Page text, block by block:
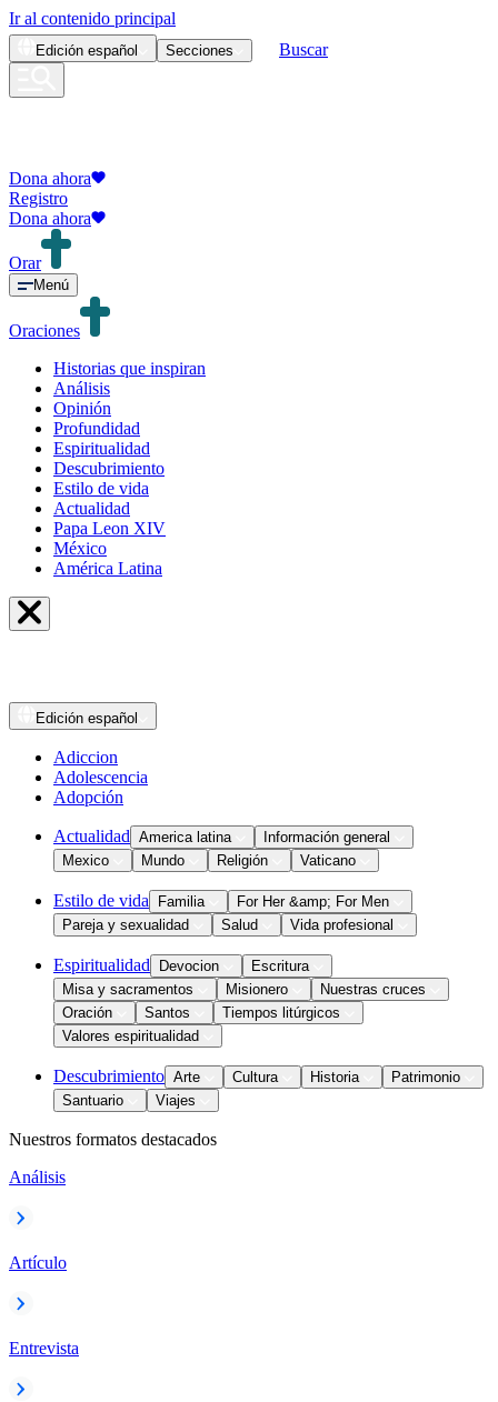
Ir al contenido principal
Edición español Secciones Buscar
Dona ahora
Registro
Dona ahora
Orar
Menú
Oraciones
Historias que inspiran
Análisis
Opinión
Profundidad
Espiritualidad
Descubrimiento
Estilo de vida
Actualidad
Papa Leon XIV
México
América Latina
Edición español
Adiccion
Adolescencia
Adopción
Actualidad America latina
Información general
Mexico
Mundo Religión Vaticano
Estilo de vida Familia
For Her &amp; For Men
Pareja y sexualidad
Salud Vida profesional
Espiritualidad Devocion
Escritura
Misa y sacramentos
Misionero
Nuestras cruces
Oración
Santos
Tiempos litúrgicos
Valores espiritualidad
Descubrimiento Arte Cultura Historia
Patrimonio
Santuario
Viajes
Nuestros formatos destacados
Análisis
Artículo
Entrevista